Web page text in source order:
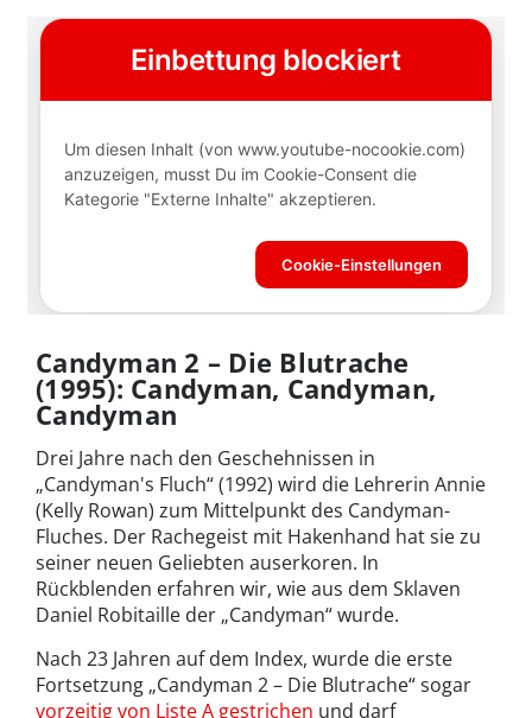
Candyman 2 – Die Blutrache
(1995): Candyman, Candyman,
Candyman
Drei Jahre nach den Geschehnissen in
„Candyman's Fluch“ (1992) wird die Lehrerin Annie
(Kelly Rowan) zum Mittelpunkt des Candyman-
Fluches. Der Rachegeist mit Hakenhand hat sie zu
seiner neuen Geliebten auserkoren. In
Rückblenden erfahren wir, wie aus dem Sklaven
Daniel Robitaille der „Candyman“ wurde.
Nach 23 Jahren auf dem Index, wurde die erste
Fortsetzung „Candyman 2 – Die Blutrache“ sogar
vorzeitig von Liste A gestrichen und darf